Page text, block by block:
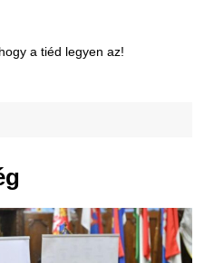
a tiéd legyen az!